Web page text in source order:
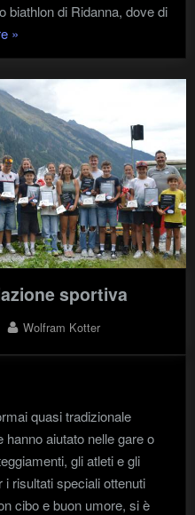
biathlon di Ridanna, dove di
"L’ispezione
dell’IBU
al
Centro
biathlon
di
Ridanna
è
stata
un
successo"
»
sportiva
By
Wolfram Kotter
quasi tradizionale
aiutato nelle gare o
gli atleti e gli
risultati speciali ottenuti
cibo e buon umore, si è